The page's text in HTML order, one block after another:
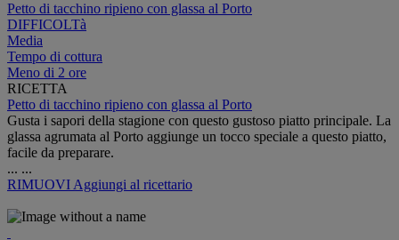
Petto di tacchino ripieno con glassa al Porto
DIFFICOLTà
Media
Tempo di cottura
Meno di 2 ore
RICETTA
Petto di tacchino ripieno con glassa al Porto
Gusta i sapori della stagione con questo gustoso piatto principale. La
glassa agrumata al Porto aggiunge un tocco speciale a questo piatto,
facile da preparare.
... ...
RIMUOVI Aggiungi al ricettario